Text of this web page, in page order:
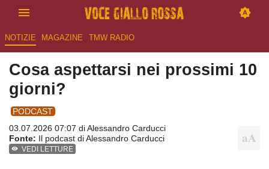
NOTIZIE MAGAZINE TMW RADIO
Cosa aspettarsi nei prossimi 10
giorni?
PODCAST
03.07.2026 07:07 diAlessandro Carducci
Fonte: Il podcast di Alessandro Carducci
VEDI LETTURE